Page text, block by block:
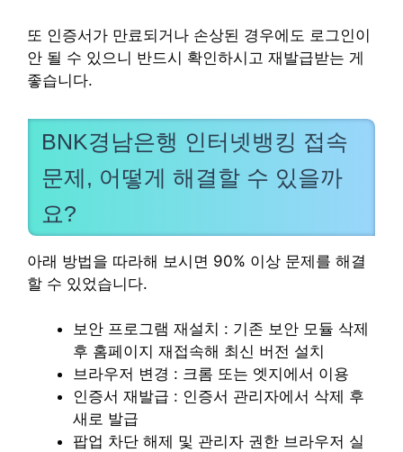
또 인증서가 만료되거나 손상된 경우에도 로그인이
안 될 수 있으니 반드시 확인하시고 재발급받는 게
좋습니다.
BNK경남은행 인터넷뱅킹 접속
문제, 어떻게 해결할 수 있을까
요?
아래 방법을 따라해 보시면 90% 이상 문제를 해결
할 수 있었습니다.
보안 프로그램 재설치 : 기존 보안 모듈 삭제
후 홈페이지 재접속해 최신 버전 설치
브라우저 변경 : 크롬 또는 엣지에서 이용
인증서 재발급 : 인증서 관리자에서 삭제 후
새로 발급
팝업 차단 해제 및 관리자 권한 브라우저 실